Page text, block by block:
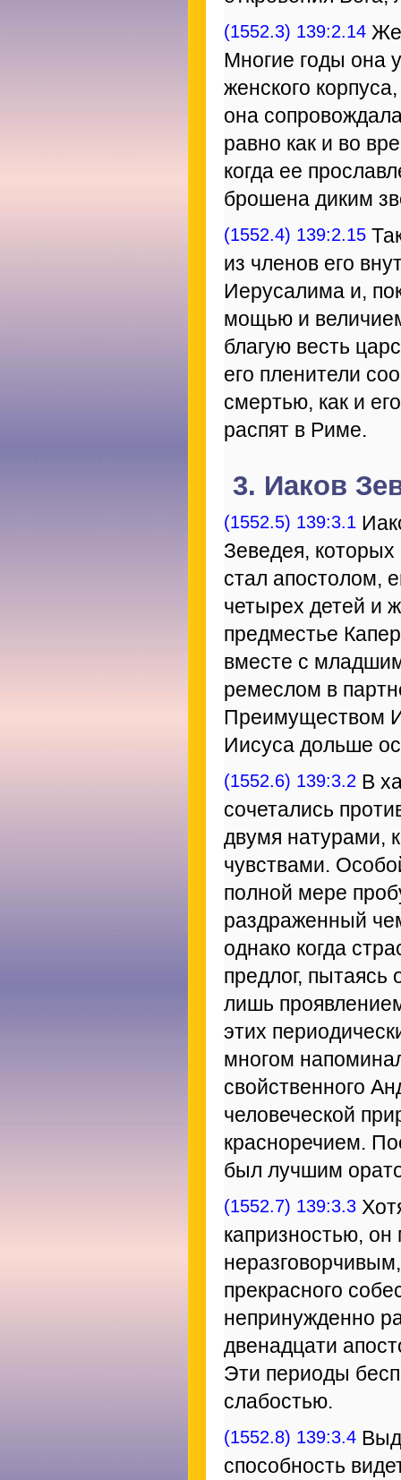
(1552.3) 139:2.14
Многие годы она
женского
она
равно как и во
когда ее
брошена диким
(1552.4) 139:2.15
из членов его
Иерусалима и,
мощью и
благую весть
его пленители
смертью, как и
распят в Риме.
3. Иаков
(1552.5) 139:3.1
Зеведея,
стал апостолом,
четырех детей и
предместье
вместе с
ремеслом в
Преимуществом
Иисуса дольше
(1552.6) 139:3.2 В
сочетались
двумя натурами,
чувствами.
полной мере
раздраженный
однако когда
предлог, пытаясь
лишь
этих
многом
свойственного
человеческой
красноречием.
был лучшим
(1552.7) 139:3.3
капризностью,
прекрасного
непринужденно
двенадцати
Эти периоды
слабостью.
(1552.8) 139:3.4
способность